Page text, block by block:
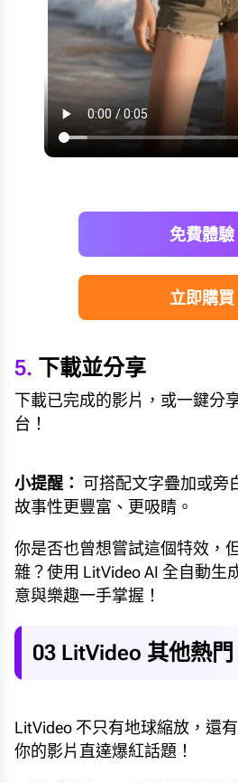
免費體驗
立即購買
5. 下載並分享
下載已完成的影片，或一鍵分
台！
小提醒： 可搭配文字疊加或旁
故事性更豐富、更吸睛。
你是否也曾想嘗試這個特效，
雜？使用 LitVideo AI 全自動生
意與樂趣一手掌握！
03 LitVideo 其他熱
LitVideo 不只有地球縮放，還
你的影片直達爆紅話題！